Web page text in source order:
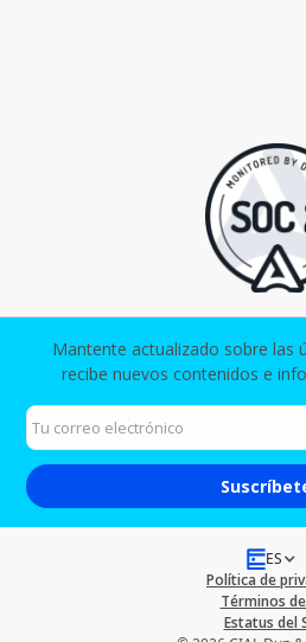
Mantente actualizado sobre las
recibe nuevos contenidos e
ES
Política de
Términos
Estatus del